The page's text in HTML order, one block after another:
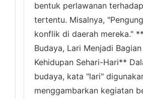
bentuk perlawanan
tertentu. Misalnya,
konflik di daerah mereka."
Budaya, Lari Menjadi
Kehidupan Sehari-Hari**
budaya, kata "lari"
menggambarkan kegiatan